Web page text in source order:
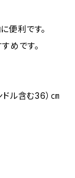
便利です。
めです。
ル含む36）㎝